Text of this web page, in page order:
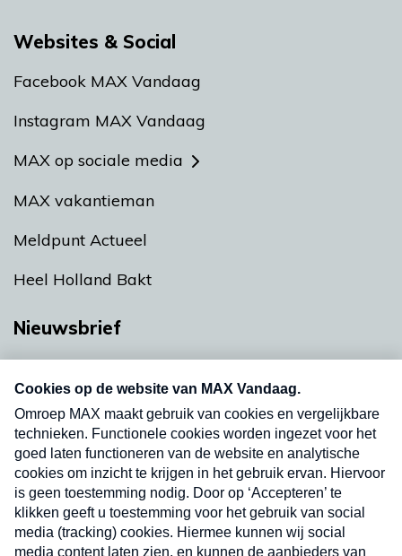
Websites & Social
Facebook MAX Vandaag
Instagram MAX Vandaag
MAX op sociale media
MAX vakantieman
Meldpunt Actueel
Heel Holland Bakt
Nieuwsbrief
nieuwsbrief. Elke vrijdag- en dinsdagochtend in
uw mailbox.
Verzend